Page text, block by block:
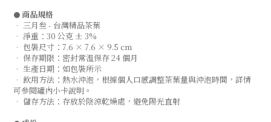
● 商品規格
• 三月叁 - 台灣精品茶葉
• 淨重：30 公克 ± 3%
• 包裝尺寸：7.6 × 7.6 × 9.5 cm
• 保存期限：密封常溫保存 24 個月
• 生產日期：如包裝所示
• 飲用方法：熱水沖泡，根據個人口感調整茶葉量與沖泡時間，詳情
可參閱罐內小卡說明。
• 儲存方法：存放於陰涼乾燥處，避免陽光直射